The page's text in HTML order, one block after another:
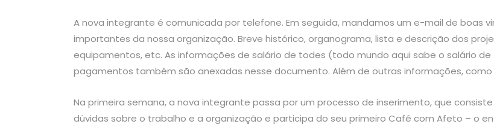
A nova integrante é comunicada por telefone. Em seguida, mandamos um e-mail de boas
importantes da nossa organização. Breve histórico, organograma, lista e descrição dos
equipamentos, etc. As informações de salário de todes (todo mundo aqui sabe o salário
pagamentos também são anexadas nesse documento. Além de outras informações,
Na primeira semana, a nova integrante passa por um processo de inserimento, que
dúvidas sobre o trabalho e a organização e participa do seu primeiro Café com Afeto – o